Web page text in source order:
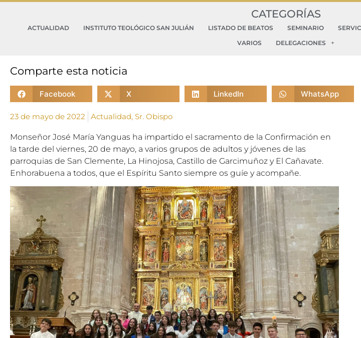
CATEGORÍAS
ACTUALIDAD INSTITUTO TEOLÓGICO SAN JULIÁN LISTADO DE BEATOS SEMINARIO
VARIOS
DELEGACIONES
Comparte esta noticia
Facebook X LinkedIn WhatsApp
23 de mayo de 2022 Actualidad, Sr. Obispo
Monseñor José María Yanguas ha impartido el sacramento de la Confirmación en
la tarde del viernes, 20 de mayo, a varios grupos de adultos y jóvenes de las
parroquias de San Clemente, La Hinojosa, Castillo de Garcimuñoz y El Cañavate.
Enhorabuena a todos, que el Espíritu Santo siempre os guíe y acompañe.